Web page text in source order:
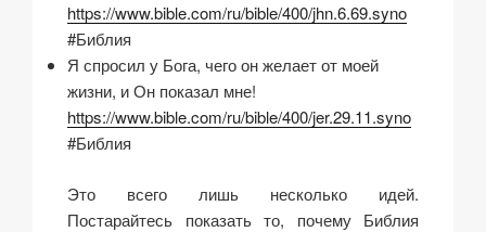
https://www.bible.com/ru/bible/400/jhn.6.69.syno
#Библия
Я спросил у Бога, чего он желает от моей
жизни, и Он показал мне!
https://www.bible.com/ru/bible/400/jer.29.11.syno
#Библия
Это всего лишь несколько идей.
Постарайтесь показать то, почему Библия